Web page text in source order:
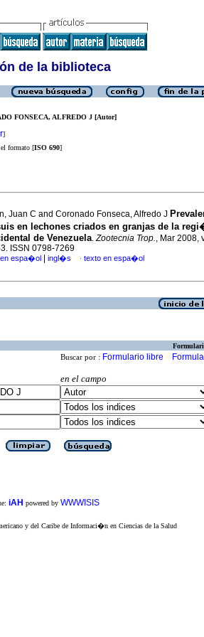
de la biblioteca
FONSECA, ALFREDO J [Autor]
]
formato [ISO 690]
Juan C and Coronado Fonseca, Alfredo J
en lechones criados en granjas de la
de Venezuela.Zootecnia Trop., Mar 2008,
ISSN 0798-7269
espa�ol ingl�s · texto en espa�ol
Buscar por : Formulario libre
en el campo
iAH powered by WWWISIS
y del Caribe de Informaci�n en Ciencias de la Salud